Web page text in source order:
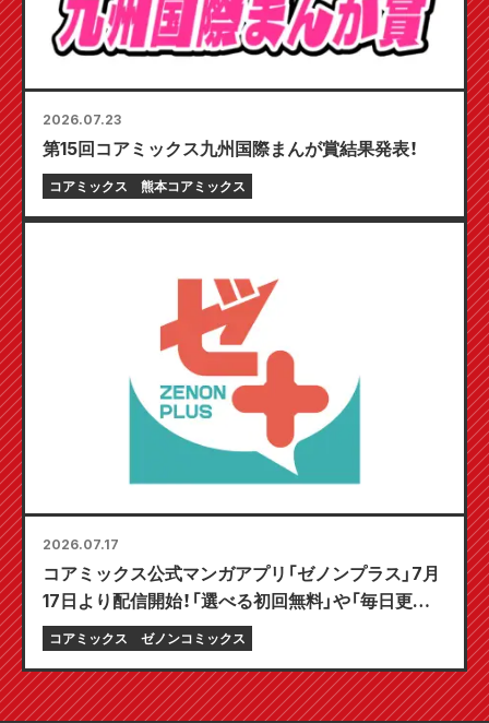
2026.07.23
第15回コアミックス九州国際まんが賞結果発表！
コアミックス 熊本コアミックス
2026.07.17
コアミックス公式マンガアプリ「ゼノンプラス」7月
17日より配信開始！「選べる初回無料」や「毎日更新」
など、とことん楽しむ機能が満載！
コアミックス ゼノンコミックス